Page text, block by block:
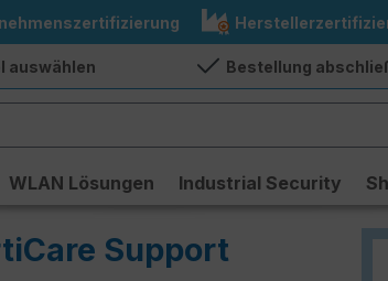
auswählen Bestellung
WLAN Lösungen Industrial Security
Support